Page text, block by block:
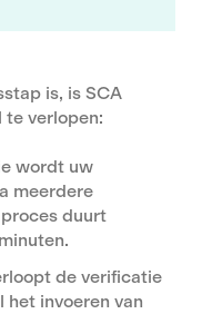
is, is SCA
te verlopen:
wordt uw
meerdere
duurt
de verificatie
het invoeren van